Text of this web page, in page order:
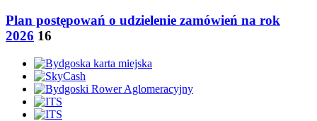
Plan postępowań o udzielenie zamówień na rok
2026 16